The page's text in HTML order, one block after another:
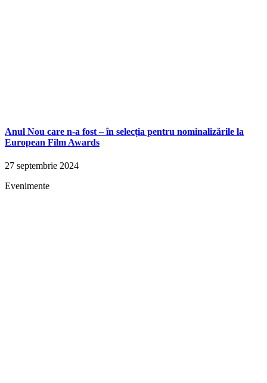
Anul Nou care n-a fost – în selecția pentru nominalizările la
European Film Awards
27 septembrie 2024
Evenimente